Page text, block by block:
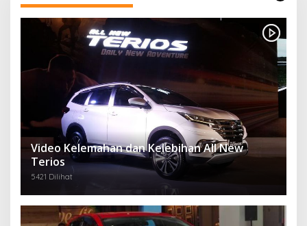
Video Kelemahan dan Kelebihan All New
Terios
5421 Dilihat